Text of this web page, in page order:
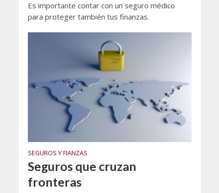
Es importante contar con un seguro médico
para proteger también tus finanzas.
SEGUROS Y FIANZAS
Seguros que cruzan
fronteras